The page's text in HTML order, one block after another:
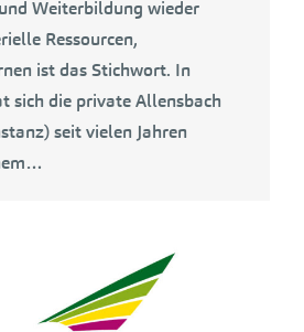
Weiterbildung wieder
Ressourcen,
ist das Stichwort. In
sich die private Allensbach
seit vielen Jahren